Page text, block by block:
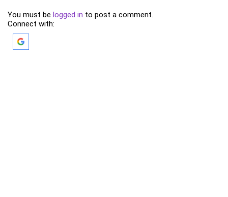
You must be logged in to post a comment.
Connect with: